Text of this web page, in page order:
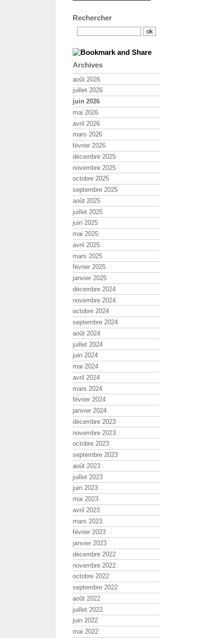
Rechercher
Archives
août 2026
juillet 2026
juin 2026
mai 2026
avril 2026
mars 2026
février 2026
décembre 2025
novembre 2025
octobre 2025
septembre 2025
août 2025
juillet 2025
juin 2025
mai 2025
avril 2025
mars 2025
février 2025
janvier 2025
décembre 2024
novembre 2024
octobre 2024
septembre 2024
août 2024
juillet 2024
juin 2024
mai 2024
avril 2024
mars 2024
février 2024
janvier 2024
décembre 2023
novembre 2023
octobre 2023
septembre 2023
août 2023
juillet 2023
juin 2023
mai 2023
avril 2023
mars 2023
février 2023
janvier 2023
décembre 2022
novembre 2022
octobre 2022
septembre 2022
août 2022
juillet 2022
juin 2022
mai 2022